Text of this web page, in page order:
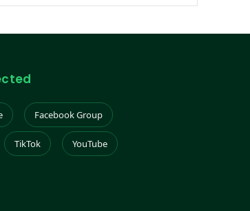
Facebook Group
TikTok YouTube